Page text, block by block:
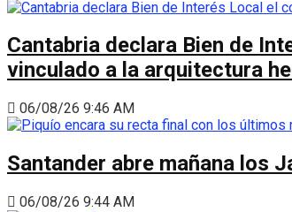
Cantabria declara Bien de
vinculado a la arquitectura
06/08/26 9:46 AM
Santander abre mañana los
06/08/26 9:44 AM